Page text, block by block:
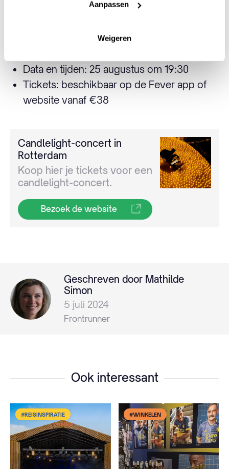
Aanpassen
Weigeren
Data en tijden: 25 augustus om 19:30
Tickets: beschikbaar op de Fever app of
website vanaf €38
Candlelight-concert in
Rotterdam
Koop hier je tickets voor een
candlelight-concert.
Bezoek de website
Geschreven door Mathilde
Simon
5 juli 2024
Frontrunner
Ook interessant
#REISINSPIRATIE #WINKELEN